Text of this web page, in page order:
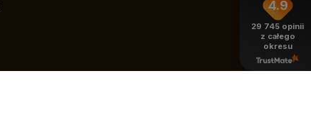
4.9
29 745 opinii
z całego
okresu